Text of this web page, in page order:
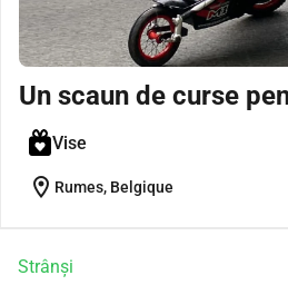
Un scaun de curse
Vise
location_on Rumes, Belgique
Strânși